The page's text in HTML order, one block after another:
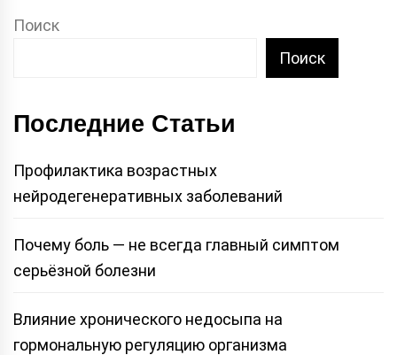
Поиск
Поиск
Последние Статьи
Профилактика возрастных
нейродегенеративных заболеваний
Почему боль — не всегда главный симптом
серьёзной болезни
Влияние хронического недосыпа на
гормональную регуляцию организма